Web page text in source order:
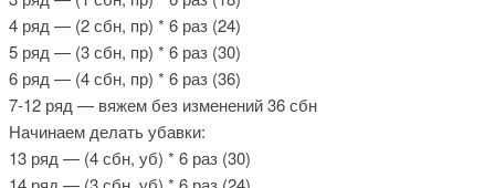
4 ряд — (2 сбн, пр) * 6 раз (24)
5 ряд — (3 сбн, пр) * 6 раз (30)
6 ряд — (4 сбн, пр) * 6 раз (36)
7-12 ряд — вяжем без изменений 36 сбн
Начинаем делать убавки:
13 ряд — (4 сбн, уб) * 6 раз (30)